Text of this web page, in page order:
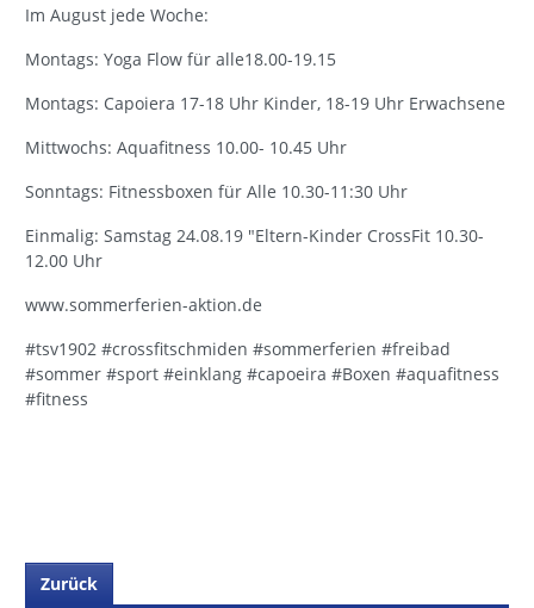
Im August jede Woche:
Montags: Yoga Flow für alle18.00-19.15
Montags: Capoiera 17-18 Uhr Kinder, 18-19 Uhr Erwachsene
Mittwochs: Aquafitness 10.00- 10.45 Uhr
Sonntags: Fitnessboxen für Alle 10.30-11:30 Uhr
Einmalig: Samstag 24.08.19 "Eltern-Kinder CrossFit 10.30-
12.00 Uhr
www.sommerferien-aktion.de
#tsv1902 #crossfitschmiden #sommerferien #freibad
#sommer #sport #einklang #capoeira #Boxen #aquafitness
#fitness
Zurück